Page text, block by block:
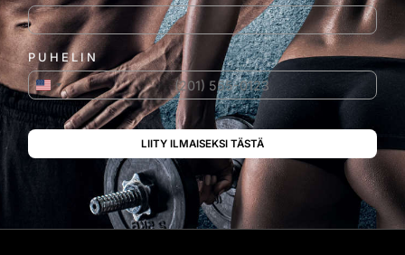
PUHELIN
Yhdysvallat +1